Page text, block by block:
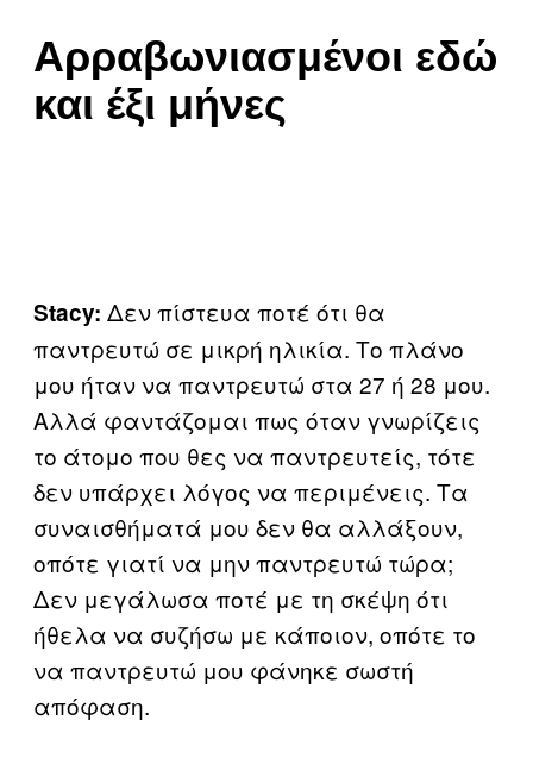
Αρραβωνιασμένοι εδώ
και έξι μήνες
Stacy: Δεν πίστευα ποτέ ότι θα
παντρευτώ σε μικρή ηλικία. Το πλάνο
μου ήταν να παντρευτώ στα 27 ή 28 μου.
Αλλά φαντάζομαι πως όταν γνωρίζεις
το άτομο που θες να παντρευτείς, τότε
δεν υπάρχει λόγος να περιμένεις. Τα
συναισθήματά μου δεν θα αλλάξουν,
οπότε γιατί να μην παντρευτώ τώρα;
Δεν μεγάλωσα ποτέ με τη σκέψη ότι
ήθελα να συζήσω με κάποιον, οπότε το
να παντρευτώ μου φάνηκε σωστή
απόφαση.